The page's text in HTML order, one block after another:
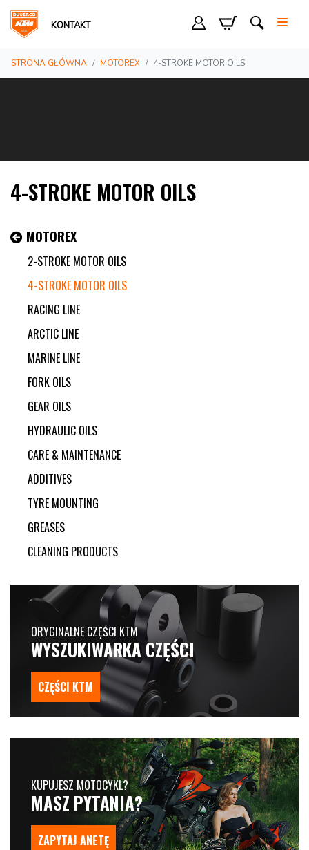
KONTAKT
STRONA GŁÓWNA MOTOREX 4-STROKE MOTOR OILS
4-STROKE MOTOR OILS
MOTOREX
2-STROKE MOTOR OILS
4-STROKE MOTOR OILS
RACING LINE
ARCTIC LINE
MARINE LINE
FORK OILS
GEAR OILS
HYDRAULIC OILS
CARE & MAINTENANCE
ADDITIVES
TYRE MOUNTING
GREASES
CLEANING PRODUCTS
ORYGINALNE CZĘŚCI KTM
WYSZUKIWARKA CZĘŚCI
CZĘŚCI KTM
KUPUJESZ MOTOCYKL?
MASZ PYTANIA?
ZAPYTAJ ANETĘ